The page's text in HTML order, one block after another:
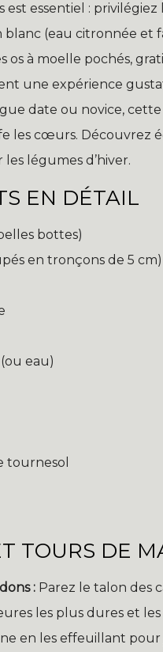
est essentiel :
blanc (eau citronnée
os à moelle pochés,
une expérience
date ou novice,
les cœurs. Découvrez
légumes d’hiver.
EN DÉTAIL
bottes)
en tronçons de 5 cm)
eau)
tournesol
TOURS DE
: Parez le talon des
les plus dures et
en les effeuillant pour